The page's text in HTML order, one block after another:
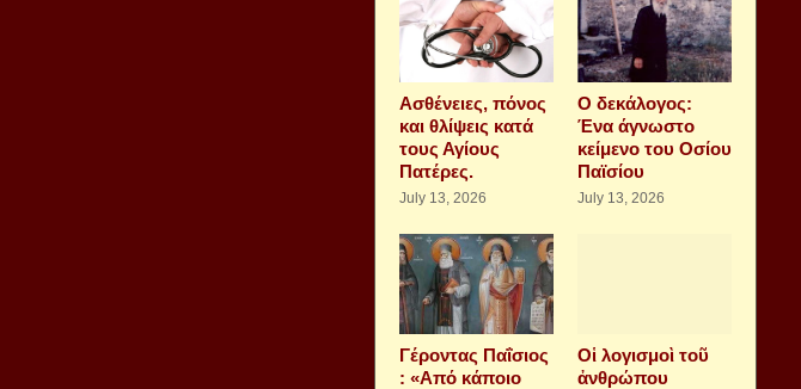
Aσθένειες, πόνος
και θλίψεις κατά
τους Αγίους
Πατέρες.
July 13, 2026
Ο δεκάλογος:
Ένα άγνωστο
κείμενο του Οσίου
Παϊσίου
July 13, 2026
Γέροντας Παΐσιος
: «Από κάποιο
Οἱ λογισμοὶ τοῦ
ἀνθρώπου